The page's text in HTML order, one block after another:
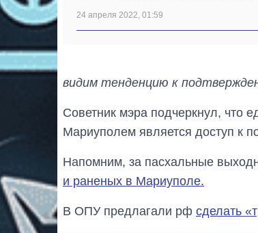
24 апреля 2022, 01:59
видим тенденцию к
Советник мэра подчеркнул, что
Мариуполем является доступ к
Напомним, за пасхальные
и раненых в Мариуполе.
В ОПУ предлагали рф сделать